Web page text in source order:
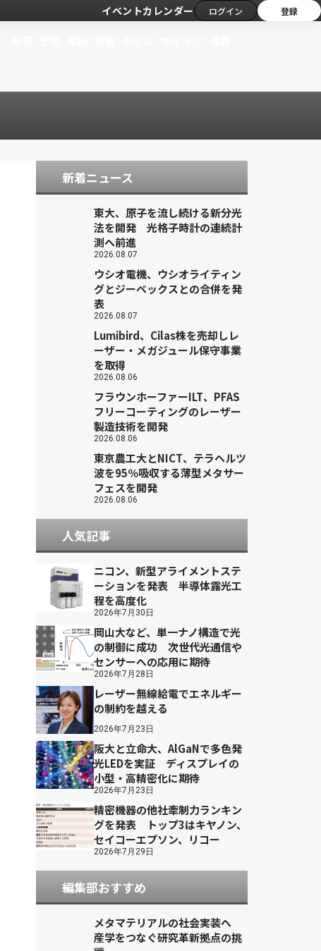
イベントカレンダー ログイン 登録
新着ニュース
東大、原子を流し続ける新分光
法を開発 光格子時計の連続計
測へ前進
2026.08.07
ウシオ電機、ウシオライティン
グとジーベックスとの合併を発
表
2026.08.07
Lumibird、Cilas株を売却しレ
ーザー・メガジュール保守事業
を取得
2026.08.06
フラウンホーファーILT、PFAS
フリーコーティングのレーザー
製造技術を開発
2026.08.06
東京農工大とNICT、テラヘルツ
波を95％吸収する薄型メタサー
フェスを開発
2026.08.06
人気記事
ニコン、新型アライメントステ
ーションを発表 半導体露光工
程を高度化
2026年7月30日
岡山大など、単一ナノ構造で光
の制御に成功 次世代光通信や
センサーへの応用に期待
2026年7月28日
レーザー無線給電でエネルギー
の制約を越える
2026年7月23日
阪大と立命大、AlGaNで多色発
光LEDを実証 ディスプレイの
小型・高精密化に期待
2026年7月23日
精密機器の他社牽制力ランキン
グを発表 トップ3はキヤノン、
セイコーエプソン、リコー
2026年7月29日
編集部おすすめ
メタマテリアルの社会実装へ
産学をつなぐ研究革新拠点の挑